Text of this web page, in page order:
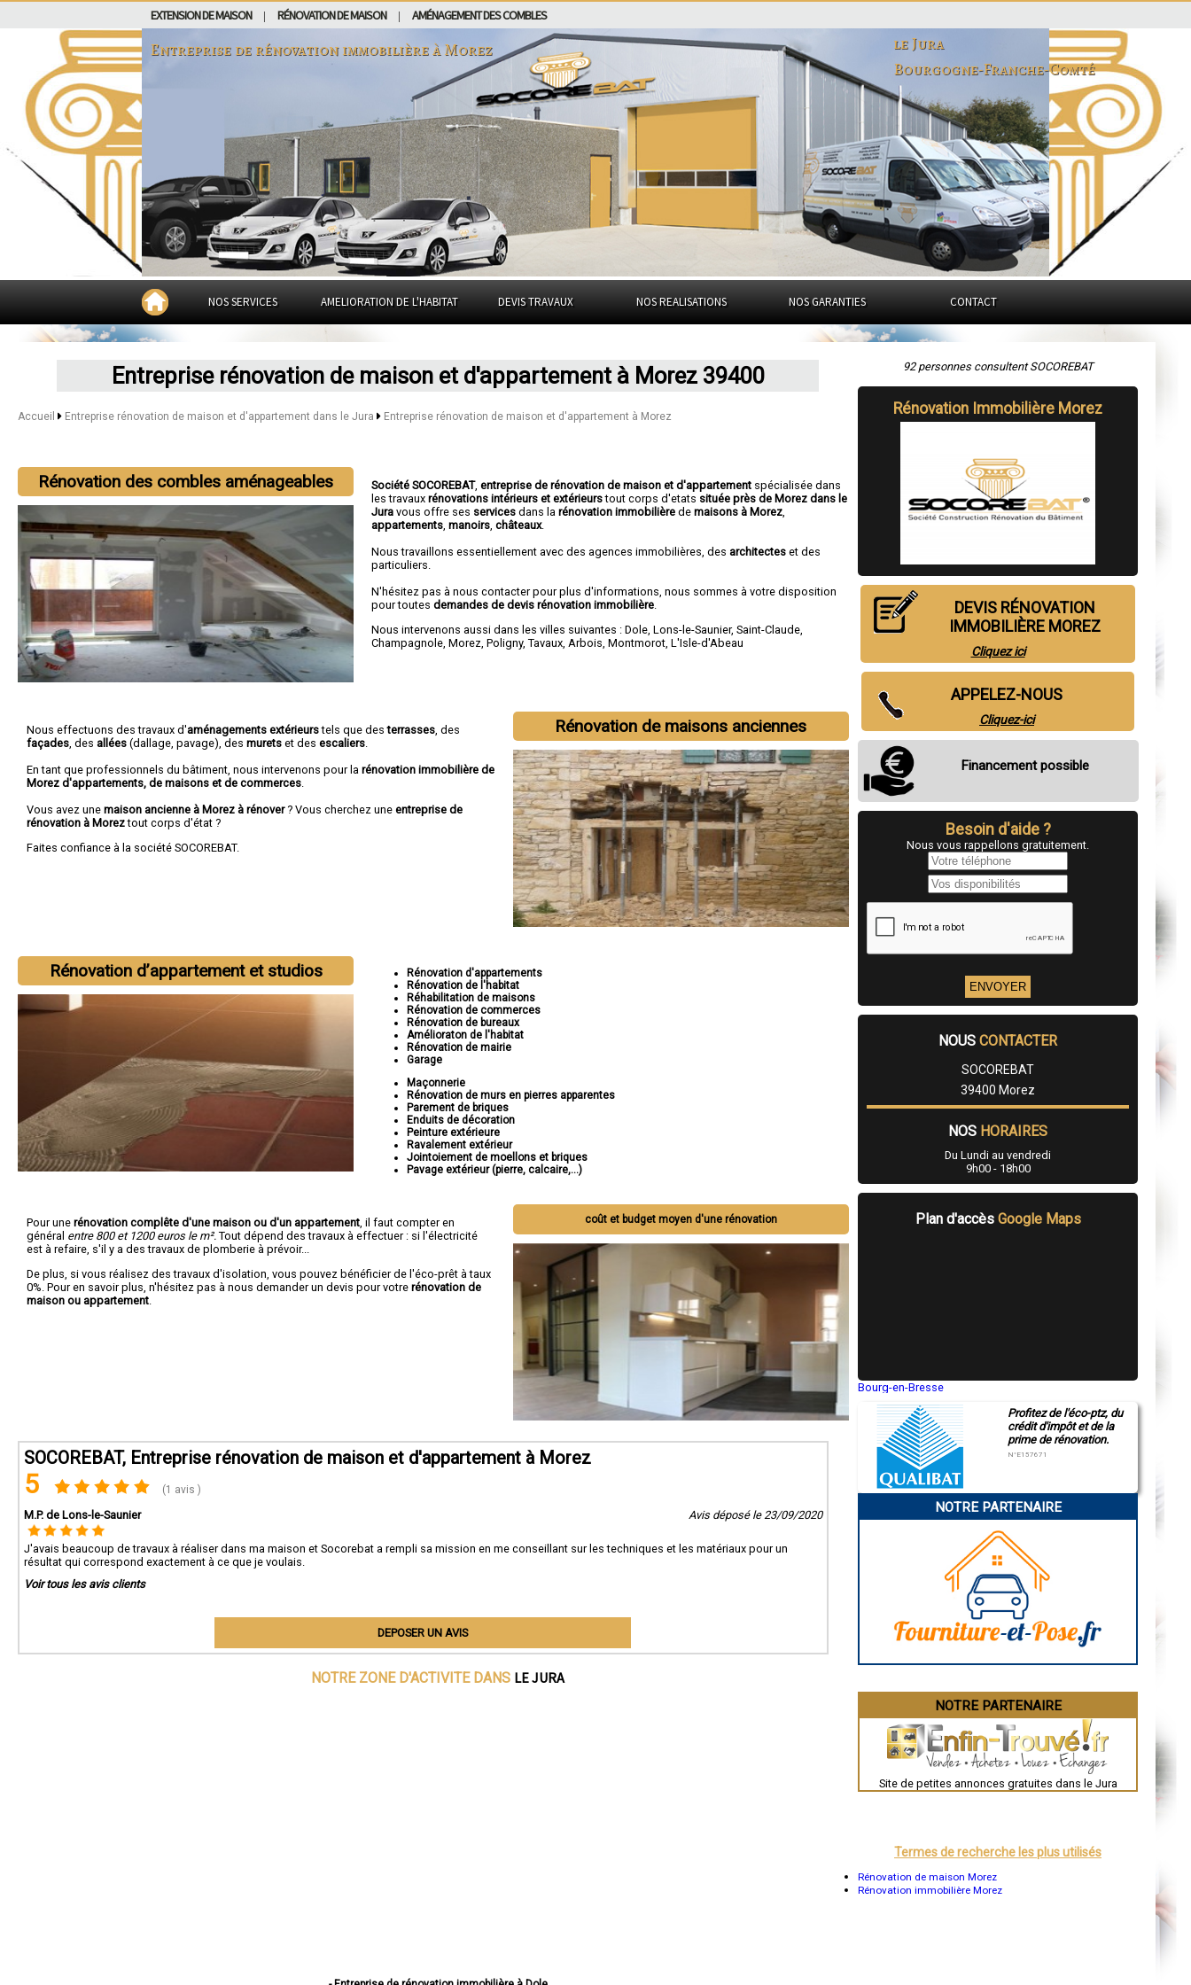
EXTENSION DE MAISON RÉNOVATION DE MAISON AMÉNAGEMENT DES COMBLES
Entreprise de rénovation immobilière àMorez
le Jura
Bourgogne-Franche-Comté
NOS SERVICES AMELIORATION DE L'HABITAT DEVIS TRAVAUX NOS REALISATIONS NOS GARANTIES CONTACT
Entreprise rénovation de maison et d'appartement à Morez 39400
Accueil Entreprise rénovation de maison et d'appartement dans le Jura Entreprise rénovation de maison et d'appartement à Morez
Rénovation des combles aménageables Société SOCOREBAT,entreprise de rénovation de maison et d'appartement spécialisée dans
les travauxrénovations intérieurs et extérieurstout corps d'etats située près de Morez dans le
Juravous offre ses services dans larénovation immobilière demaisons à Morez
appartements ,manoirs ,châteaux.
Nous travaillons essentiellement avec des agences immobilières, des architectes et des
particuliers.
N'hésitez pas à nous contacter pour plus d'informations, nous sommes à votre disposition
pour toutesdemandes de devis rénovation immobilière
Nous intervenons aussi dans les villes suivantes :Dole ,Lons-le-Saunier,Saint-Claude
Champagnole ,Morez ,Poligny,Tavaux Arbois ,Montmorot ,L'Isle-d'Abeau
Rénovation de maisons anciennes
Nous effectuons des travaux d'aménagements extérieurstels que desterrasses , des
façades , des allées (dallage, pavage), des murets et des escaliers
En tant que professionnels du bâtiment, nous intervenons pour la rénovation immobilière de
Morez d'appartements, de maisons et de commerces
Vous avez une maison ancienne à Morez à rénover? Vous cherchez une entreprise de
rénovation à Moreztout corps d'état ?
Faites confiance à la société SOCOREBAT.
Rénovation d’appartement et studios
Rénovation d'appartements
Rénovation de l'habitat
Réhabilitation de maisons
Rénovation de commerces
Rénovation de bureaux
Amélioraton de l'habitat
Rénovation de mairie
Garage
Maçonnerie
Rénovation de murs en pierres apparentes
Parement de briques
Enduits de décoration
Peinture extérieure
Ravalement extérieur
Jointoiement de moellons et briques
Pavage extérieur (pierre, calcaire,...)
coût et budget moyen d'une rénovation
Pour une rénovation complête d'une maison ou d'un appartement , il faut compter en
général entre 800 et 1200 euros le m². Tout dépend des travaux à effectuer : si l'électricité
est à refaire, s'il y a des travaux de plomberie à prévoir...
De plus, si vous réalisez des travaux d'isolation, vous pouvez bénéficier de l'éco-prêt à taux
0%. Pour en savoir plus, n'hésitez pas à nous demander un devis pour votre rénovation de
maison ou appartement
SOCOREBAT, Entreprise rénovation de maison et d'appartement à Morez
5 (1 avis )
M.P. de Lons-le-Saunier Avis déposé le 23/09/2020
J'avais beaucoup de travaux à réaliser dans ma maison et Socorebat a rempli sa mission en me conseillant sur les techniques et les matériaux pour un
résultat qui correspond exactement à ce que je voulais.
Voir tous les avis clients
DEPOSER UN AVIS
NOTRE ZONE D'ACTIVITE DANS LE JURA
92 personnes consultent SOCOREBAT
Rénovation Immobilière Morez
DEVIS RÉNOVATION
IMMOBILIÈRE MOREZ
Cliquez ici
APPELEZ-NOUS
Cliquez-ici
Financement possible
Besoin d'aide ?
Nous vous rappellons gratuitement.
NOUS CONTACTER
SOCOREBAT
39400 Morez
NOS HORAIRES
Du Lundi au vendredi
9h00 - 18h00
Plan d'accès Google Maps
Bourg-en-Bresse
Montluçon
Manosque
Gap
Charleville-Mézières
Pamiers
Narbonne
Brive-la-Gaillarde
Guéret
Besançon
Évreux
Chartres
Nîmes
Auch
Dole
Mont-de-Marsan
Profitez de l'éco-ptz, du
crédit d'impôt et de la
prime de rénovation.
N°E157671
NOTRE PARTENAIRE
NOTRE PARTENAIRE
Site de petites annonces gratuites dans le Jura
Termes de recherche les plus utilisés
Rénovation de maison Morez
Rénovation immobilière Morez